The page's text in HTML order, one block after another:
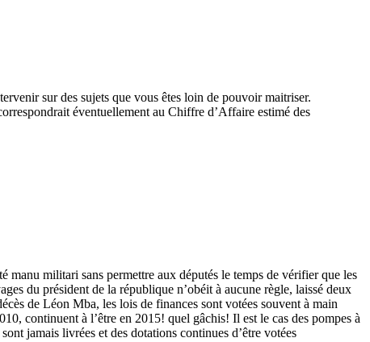
sur des sujets que vous êtes loin de pouvoir maitriser.
éventuellement au Chiffre d’Affaire estimé des
manu militari sans permettre aux députés le temps de vérifier que les
du président de la république n’obéit à aucune règle, laissé deux
de Léon Mba, les lois de finances sont votées souvent à main
continuent à l’être en 2015! quel gâchis! Il est le cas des pompes à
jamais livrées et des dotations continues d’être votées